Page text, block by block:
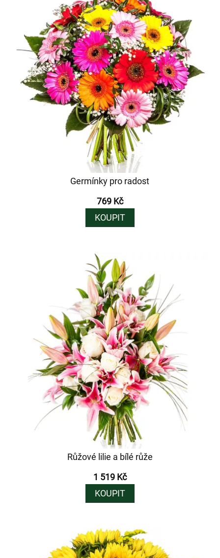
Germínky pro radost
769 Kč
KOUPIT
Růžové lilie a bílé růže
1 519 Kč
KOUPIT